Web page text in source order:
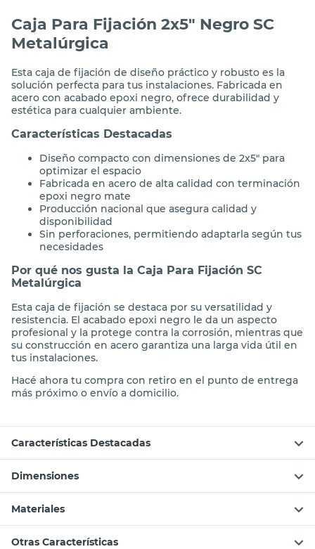
Caja Para Fijación 2x5" Negro SC
Metalúrgica
Esta caja de fijación de diseño práctico y robusto es la
solución perfecta para tus instalaciones. Fabricada en
acero con acabado epoxi negro, ofrece durabilidad y
estética para cualquier ambiente.
Características Destacadas
Diseño compacto con dimensiones de 2x5" para
optimizar el espacio
Fabricada en acero de alta calidad con terminación
epoxi negro mate
Producción nacional que asegura calidad y
disponibilidad
Sin perforaciones, permitiendo adaptarla según tus
necesidades
Por qué nos gusta la Caja Para Fijación SC
Metalúrgica
Esta caja de fijación se destaca por su versatilidad y
resistencia. El acabado epoxi negro le da un aspecto
profesional y la protege contra la corrosión, mientras que
su construcción en acero garantiza una larga vida útil en
tus instalaciones.
Hacé ahora tu compra con retiro en el punto de entrega
más próximo o envío a domicilio.
Características Destacadas
Dimensiones
Materiales
Otras Características